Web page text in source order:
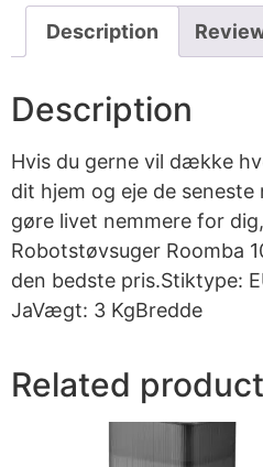
Description
Description
Hvis du gerne vil dække
dit hjem og eje de
gøre livet nemmere for
Robotstøvsuger Roomba
den bedste pris.Stiktype:
JaVægt: 3 KgBredde
Related